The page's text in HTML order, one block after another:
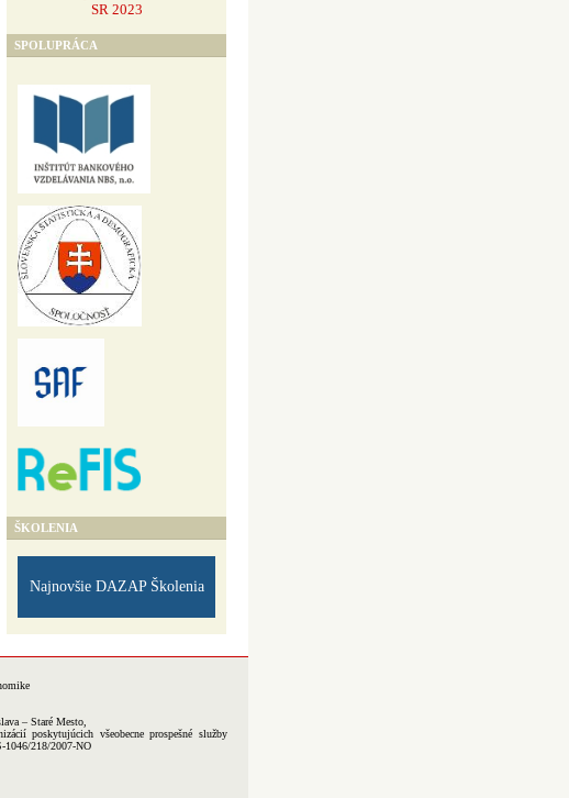
SR 2023
SPOLUPRÁCA
ŠKOLENIA
Najnovšie DAZAP Školenia
– Staré Mesto,
poskytujúcich všeobecne prospešné služby
1046/218/2007-NO